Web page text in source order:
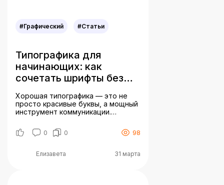
#Графический #Статьи
Типографика для
начинающих: как
сочетать шрифты без
Хорошая типографика — это не
просто красивые буквы, а мощный
инструмент коммуникации.
может испортить даже
продуманный дизайн, а
его воздействие. Давайте
0 0 98
Елизавета 31 марта